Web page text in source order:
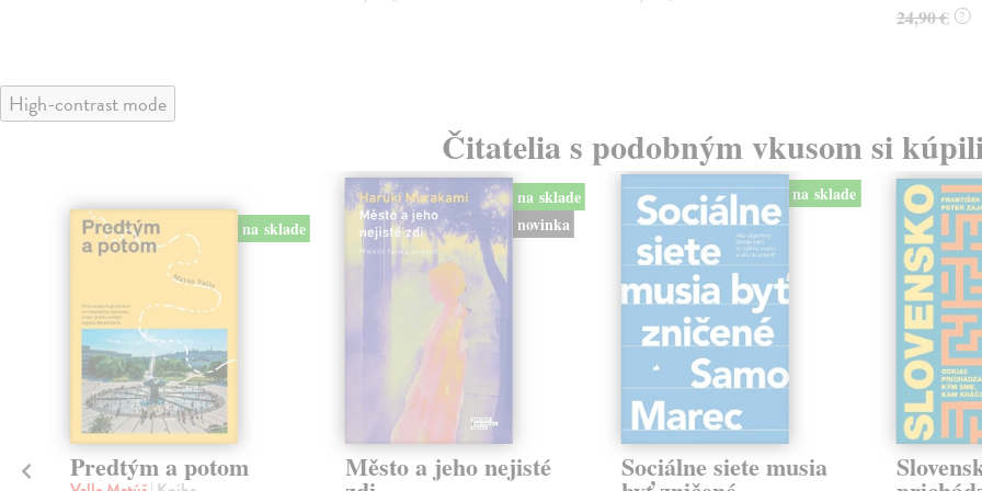
24,90 € ?
High-contrast mode
Čitatelia s podobným vkusom si
na sklade
Predtým a potom
na sklade
novinka
Město a jeho nejisté
na sklade
Sociálne siete musia